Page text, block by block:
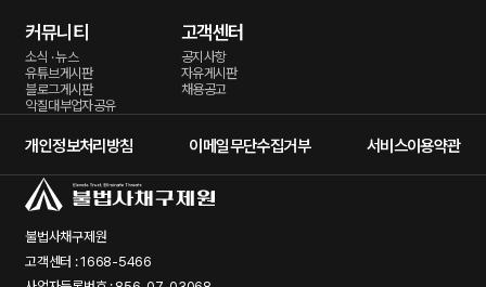
커뮤니티
소식 · 뉴스
유튜브게시판
블로그게시판
악질대부업자공유
고객센터
공지사항
자유게시판
채용공고
개인정보처리방침 이메일무단수집거부 서비스이용약관
불법사채구제원
고객센터 : 1668-5466